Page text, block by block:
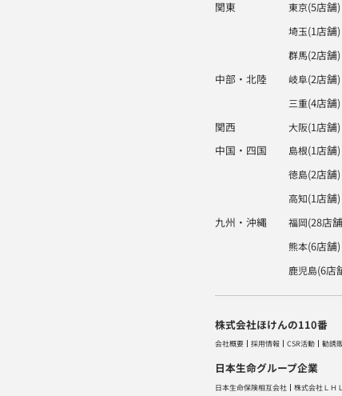
関東
東京(5店舗)
埼玉(1店舗)
群馬(2店舗)
中部・北陸
岐阜(2店舗)
三重(4店舗)
関西
大阪(1店舗)
中国・四国
島根(1店舗)
徳島(2店舗)
高知(1店舗)
九州・沖縄
福岡(28店
熊本(6店舗)
鹿児島(6店
株式会社ほけんの110番
会社概要 採用情報 CSR活動 勧誘
日本生命グループ企業
日本生命保険相互会社 株式会社ＬＨＬ